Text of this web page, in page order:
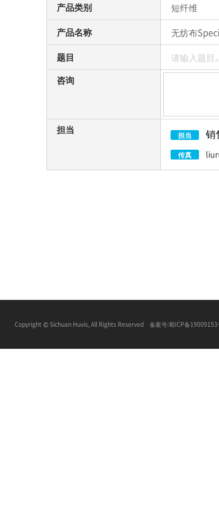
产品类别
产品名称
题目
咨询
担当 担当 销
传真
Copyright Sichuan Huvis, All Rights Reserved 备案号:蜀ICP备19009153